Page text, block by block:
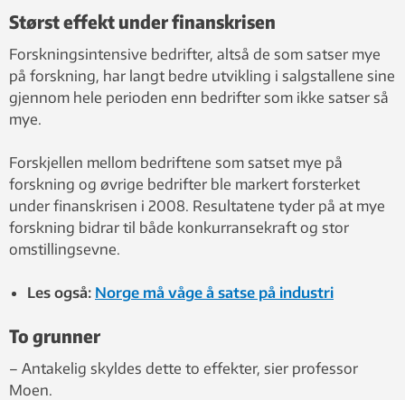
Størst effekt under finanskrisen
Forskningsintensive bedrifter, altså de som satser mye
på forskning, har langt bedre utvikling i salgstallene sine
gjennom hele perioden enn bedrifter som ikke satser så
mye.
Forskjellen mellom bedriftene som satset mye på
forskning og øvrige bedrifter ble markert forsterket
under finanskrisen i 2008. Resultatene tyder på at mye
forskning bidrar til både konkurransekraft og stor
omstillingsevne.
Les også: Norge må våge å satse på industri
To grunner
– Antakelig skyldes dette to effekter, sier professor
Moen.